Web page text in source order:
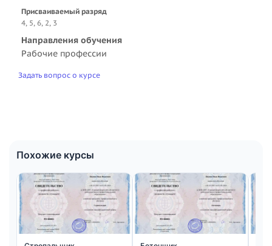
Присваиваемый разряд
4, 5, 6, 2, 3
Направления обучения
Рабочие профессии
Задать вопрос о курсе
Похожие курсы